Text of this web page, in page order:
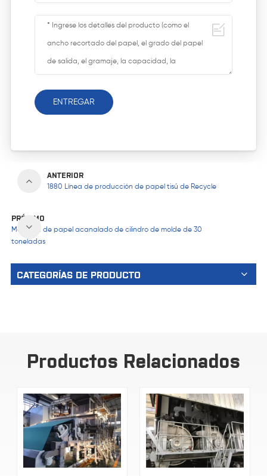
ENTREGAR
ANTERIOR
1880 Línea de producción de papel tisú de Recycle
PRÓXIMO
Máquina de papel acanalado de cilindro de molde de 30
toneladas
CATEGORÍAS DE PRODUCTO
Productos Relacionados